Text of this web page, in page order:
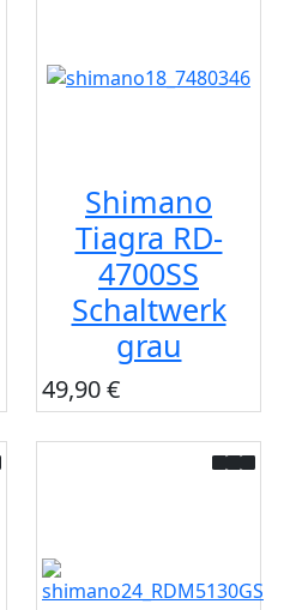
Shimano
Tiagra RD-
4700SS
Schaltwerk
grau
49,90 €